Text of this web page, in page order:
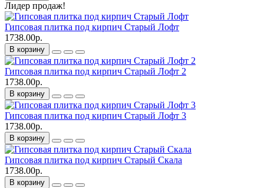
Лидер продаж!
Гипсовая плитка под кирпич Старый Лофт
1738.00р.
В корзину
Гипсовая плитка под кирпич Старый Лофт 2
1738.00р.
В корзину
Гипсовая плитка под кирпич Старый Лофт 3
1738.00р.
В корзину
Гипсовая плитка под кирпич Старый Скала
1738.00р.
В корзину